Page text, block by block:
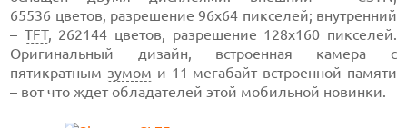
65536 цветов, разрешение 96x64 пикселей; внутренний
– TFT, 262144 цветов, разрешение 128х160 пикселей.
Оригинальный дизайн, встроенная камера с
пятикратным зумом и 11 мегабайтвстроенной памяти
– вот что ждет обладателей этой мобильной новинки.